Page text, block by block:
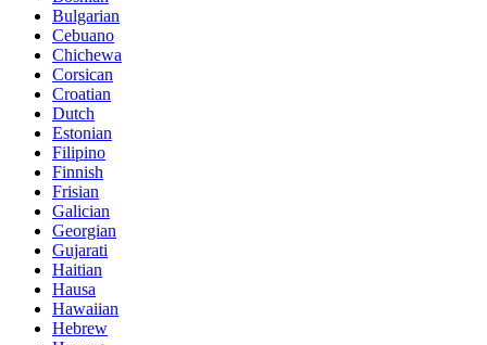
Bulgarian
Cebuano
Chichewa
Corsican
Croatian
Dutch
Estonian
Filipino
Finnish
Frisian
Galician
Georgian
Gujarati
Haitian
Hausa
Hawaiian
Hebrew